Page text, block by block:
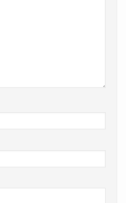
なったばかりだし、結
てないのかも！
からギターを弾いており、
をしています。
で生きていたと推測するこ